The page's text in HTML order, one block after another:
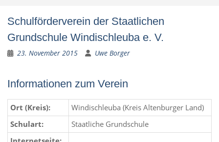
Schulförderverein der Staatlichen
Grundschule Windischleuba e. V.
23. November 2015 Uwe Borger
Informationen zum Verein
Ort (Kreis):
Windischleuba (Kreis Altenburger Land)
Schulart:
Staatliche Grundschule